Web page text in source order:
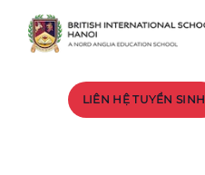
LIÊN HỆ TUYỂN SINH